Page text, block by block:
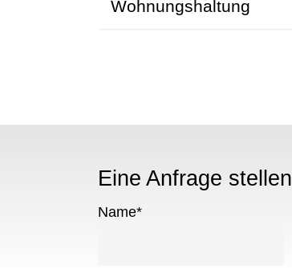
Wohnungshaltung
Eine Anfrage stellen
Name*